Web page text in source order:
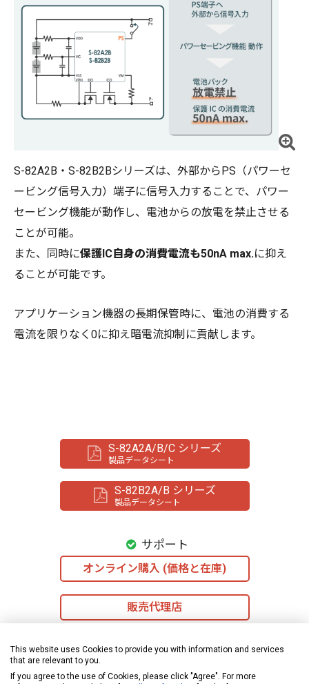
S-82A2B・S-82B2Bシリーズは、外部からPS（パワーセ
ービング信号入力）端子に信号入力することで、パワー
セービング機能が動作し、電池からの放電を禁止させる
ことが可能。
また、同時に保護IC自身の消費電流も50nA max.に抑え
ることが可能です。
アプリケーション機器の長期保管時に、電池の消費する
電流を限りなく0に抑え暗電流抑制に貢献します。
S-82A2A/B/C シリーズ
製品データシート
S-82B2A/B シリーズ
製品データシート
サポート
オンライン購入 (価格と在庫)
販売代理店
技術問合せ
This website uses Cookies to provide you with information and services
that are relevant to you.
If you agree to the use of Cookies, please click "Agree". For more